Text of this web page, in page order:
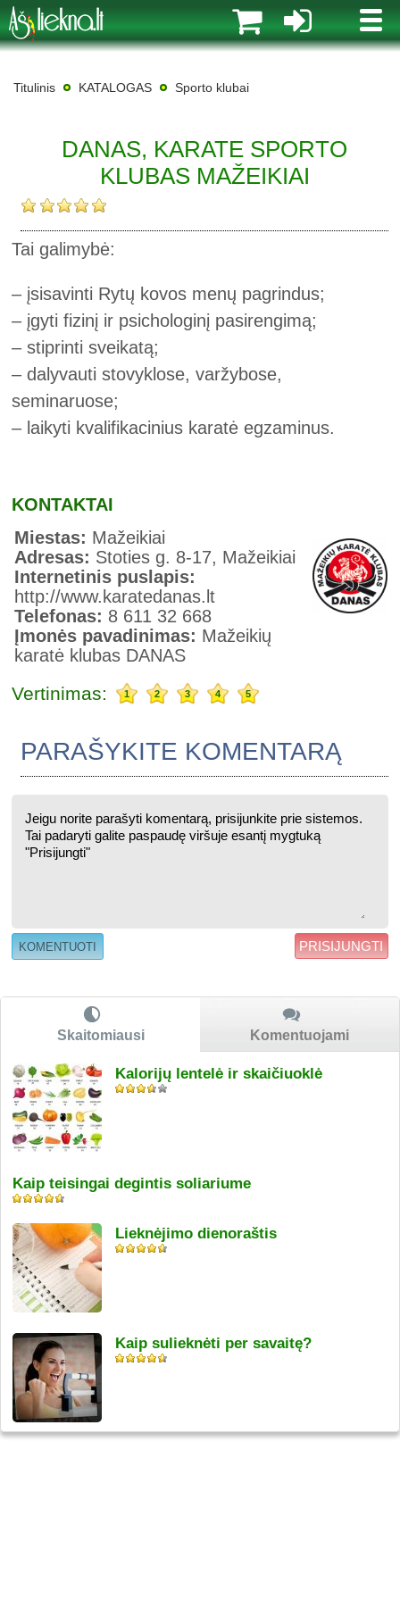
MENIU
Titulinis KATALOGAS Sporto klubai
DANAS, KARATE SPORTO
KLUBAS MAŽEIKIAI
Tai galimybė:
– įsisavinti Rytų kovos menų pagrindus;
– įgyti fizinį ir psichologinį pasirengimą;
– stiprinti sveikatą;
– dalyvauti stovyklose, varžybose,
seminaruose;
– laikyti kvalifikacinius karatė egzaminus.
KONTAKTAI
Miestas: Mažeikiai
Adresas: Stoties g. 8-17, Mažeikiai
Internetinis puslapis:
http://www.karatedanas.lt
Telefonas: 8 611 32 668
Įmonės pavadinimas: Mažeikių
karatė klubas DANAS
Vertinimas: 1 2 3 4 5
PARAŠYKITE KOMENTARĄ
PRISIJUNGTI
Skaitomiausi Komentuojami
Kalorijų lentelė ir skaičiuoklė
Kaip teisingai degintis soliariume
Lieknėjimo dienoraštis
Kaip sulieknėti per savaitę?